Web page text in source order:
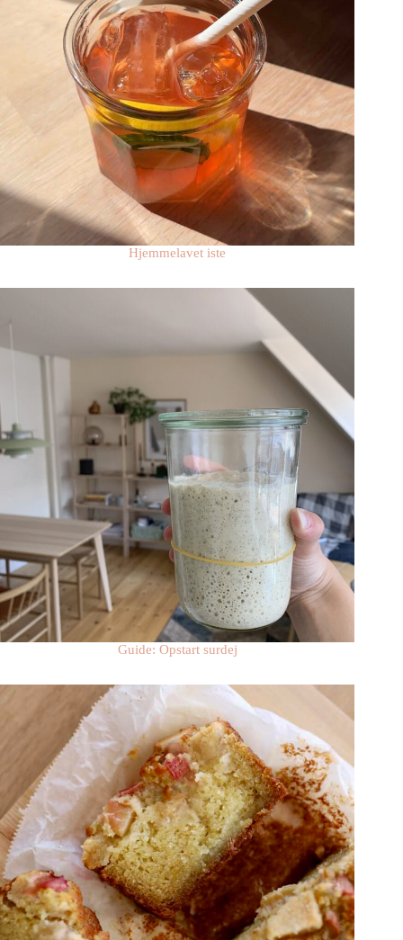
Hjemmelavet iste
Guide: Opstart surdej